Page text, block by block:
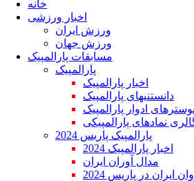
خانه
اخبار ورزشی
ورزش ایران
ورزش جهان
مسابقات پارالمپیک
پارالمپیک
اخبار پارالمپیک
دانستنیهای پارالمپیک
پوسترهای ادوار پارالمپیک
نمادهای پارالمپیکی
پارالمپیک پاریس 2024
اخبار پارالمپیک 2024
مدال آوران ایران
ایران در پاریس 2024